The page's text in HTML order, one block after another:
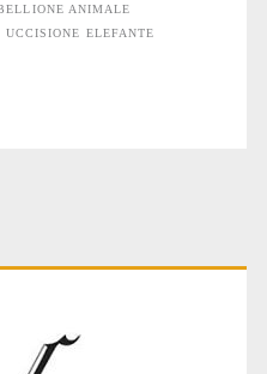
ANIMALE
UCCISIONE ELEFANTE